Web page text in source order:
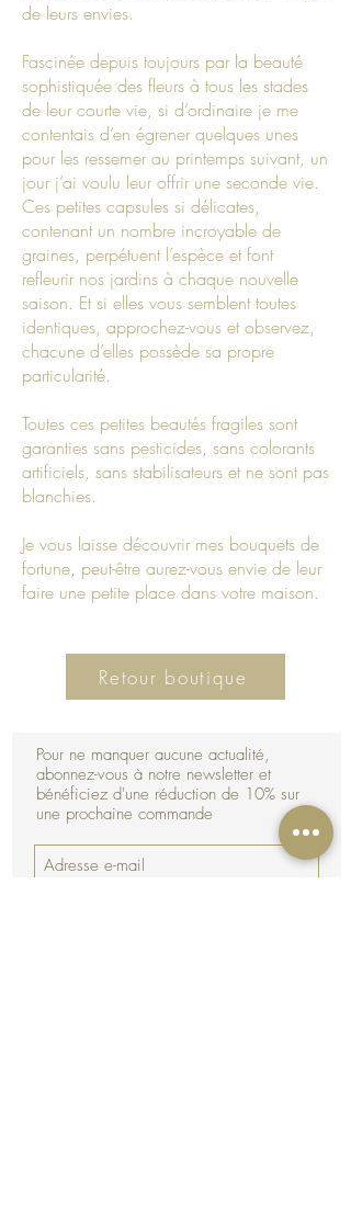
de leurs envies.
Fascinée depuis toujours par la beauté
sophistiquée des fleurs à tous les stades
de leur courte vie, si d’ordinaire je me
contentais d’en égrener quelques unes
pour les ressemer au printemps suivant, un
jour j’ai voulu leur offrir une seconde vie.
Ces petites capsules si délicates,
contenant un nombre incroyable de
graines, perpétuent l’espèce et font
refleurir nos jardins à chaque nouvelle
saison. Et si elles vous semblent toutes
identiques, approchez-vous et observez,
chacune d’elles possède sa propre
particularité.
Toutes ces petites beautés fragiles sont
garanties sans pesticides, sans colorants
artificiels, sans stabilisateurs et ne sont pas
blanchies.
Je vous laisse découvrir mes bouquets de
fortune, peut-être aurez-vous envie de leur
faire une petite place dans votre maison.
Retour boutique
Pour ne manquer aucune actualité,
abonnez-vous à notre newsletter et
bénéficiez d'une réduction de 10% sur
une prochaine commande